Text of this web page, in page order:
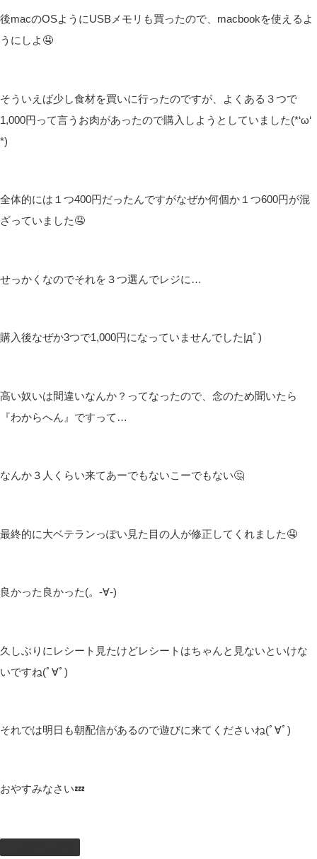
後macのOSようにUSBメモリも買ったので、macbookを使えるよ
うにしよ🤤
そういえば少し食材を買いに行ったのですが、よくある３つで
1,000円って言うお肉があったので購入しようとしていました(*‘ω‘
*)
全体的には１つ400円だったんですがなぜか何個か１つ600円が混
ざっていました🤤
せっかくなのでそれを３つ選んでレジに…
購入後なぜか3つで1,000円になっていませんでした|дﾟ)
高い奴いは間違いなんか？ってなったので、念のため聞いたら
『わからへん』ですって…
なんか３人くらい来てあーでもないこーでもない🤔
最終的に大ベテランっぽい見た目の人が修正してくれました🤤
良かった良かった(。-∀-)
久しぶりにレシート見たけどレシートはちゃんと見ないといけな
いですね(ﾟ∀ﾟ)
それでは明日も朝配信があるので遊びに来てくださいね(ﾟ∀ﾟ)
おやすみなさい💤